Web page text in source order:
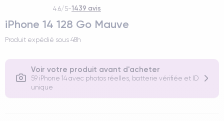
4.6/5-1439 avis
iPhone 14 128 Go Mauve
Produit expédié sous 48h
Voir votre produit avant d'acheter
59 iPhone 14 avec photos réelles, batterie vérifiée et ID
unique